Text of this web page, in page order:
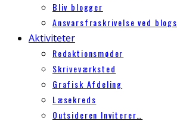
Bliv blogger
Ansvarsfraskrivelse ved blogs
Aktiviteter
Redaktionsmøder
Skriveværksted
Grafisk Afdeling
Læsekreds
Outsideren Inviterer…